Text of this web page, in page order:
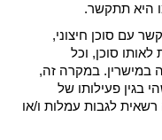
היא תתקשר.
עם סוכן חיצוני,
סוכן, וכל
במישרין. במקרה זה,
בגין פעילותו של
לגבות עמלות ו/או